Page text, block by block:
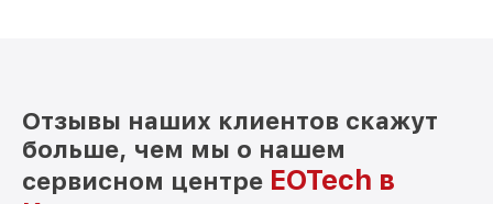
Отзывы наших клиентов скажут
больше, чем мы о нашем
сервисном центре EOTech в